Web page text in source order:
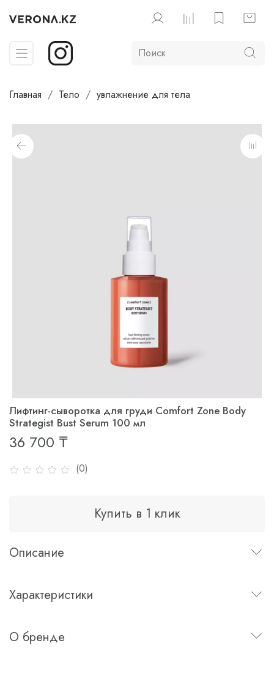
Главная Тело увлажнение для тела
(0)
Лифтинг-сыворотка для груди Comfort Zone Body
Strategist Bust Serum 100 мл
36 700 ₸
Купить в 1 клик
Описание
Характеристики
О бренде